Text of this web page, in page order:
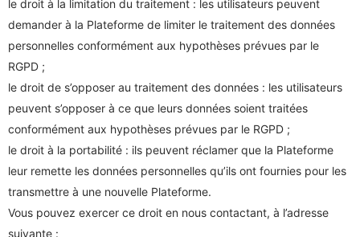
le droit à la limitation du traitement : les utilisateurs peuvent
demander à la Plateforme de limiter le traitement des données
personnelles conformément aux hypothèses prévues par le
RGPD ;
le droit de s’opposer au traitement des données : les utilisateurs
peuvent s’opposer à ce que leurs données soient traitées
conformément aux hypothèses prévues par le RGPD ;
le droit à la portabilité : ils peuvent réclamer que la Plateforme
leur remette les données personnelles qu’ils ont fournies pour les
transmettre à une nouvelle Plateforme.
Vous pouvez exercer ce droit en nous contactant, à l’adresse
suivante :